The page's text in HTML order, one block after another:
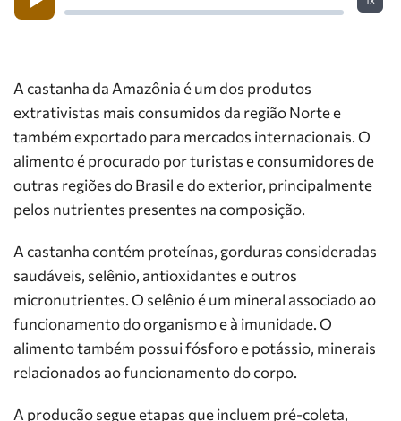
A castanha da Amazônia é um dos produtos
extrativistas mais consumidos da região Norte e
também exportado para mercados internacionais. O
alimento é procurado por turistas e consumidores de
outras regiões do Brasil e do exterior, principalmente
pelos nutrientes presentes na composição.
A castanha contém proteínas, gorduras consideradas
saudáveis, selênio, antioxidantes e outros
micronutrientes. O selênio é um mineral associado ao
funcionamento do organismo e à imunidade. O
alimento também possui fósforo e potássio, minerais
relacionados ao funcionamento do corpo.
A produção segue etapas que incluem pré-coleta,